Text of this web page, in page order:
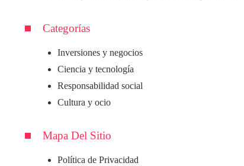
Categorías
Inversiones y negocios
Ciencia y tecnología
Responsabilidad social
Cultura y ocio
Mapa Del Sitio
Política de Privacidad